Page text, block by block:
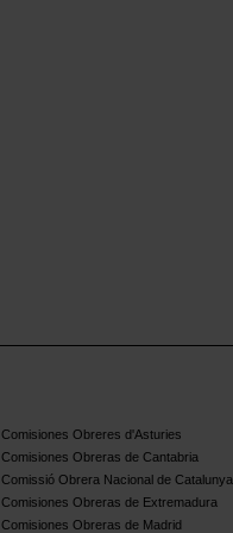
Comisiones Obreres d'Asturies
Comisiones Obreras de Cantabria
Comissió Obrera Nacional de Catalunya
Comisiones Obreras de Extremadura
Comisiones Obreras de Madrid